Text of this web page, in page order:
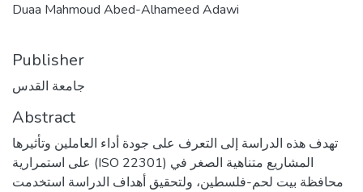
Duaa Mahmoud Abed-Alhameed Adawi
Publisher
جامعة القدس
Abstract
تهدف هذه الدراسة إلى التعرف على جودة أداء العاملين وتأثيرها
على استمرارية (ISO 22301) المشاريع متناهية الصغر في
محافظة بيت لحم-فلسطين، ولتحقيق أهداف الدراسة استخدمت